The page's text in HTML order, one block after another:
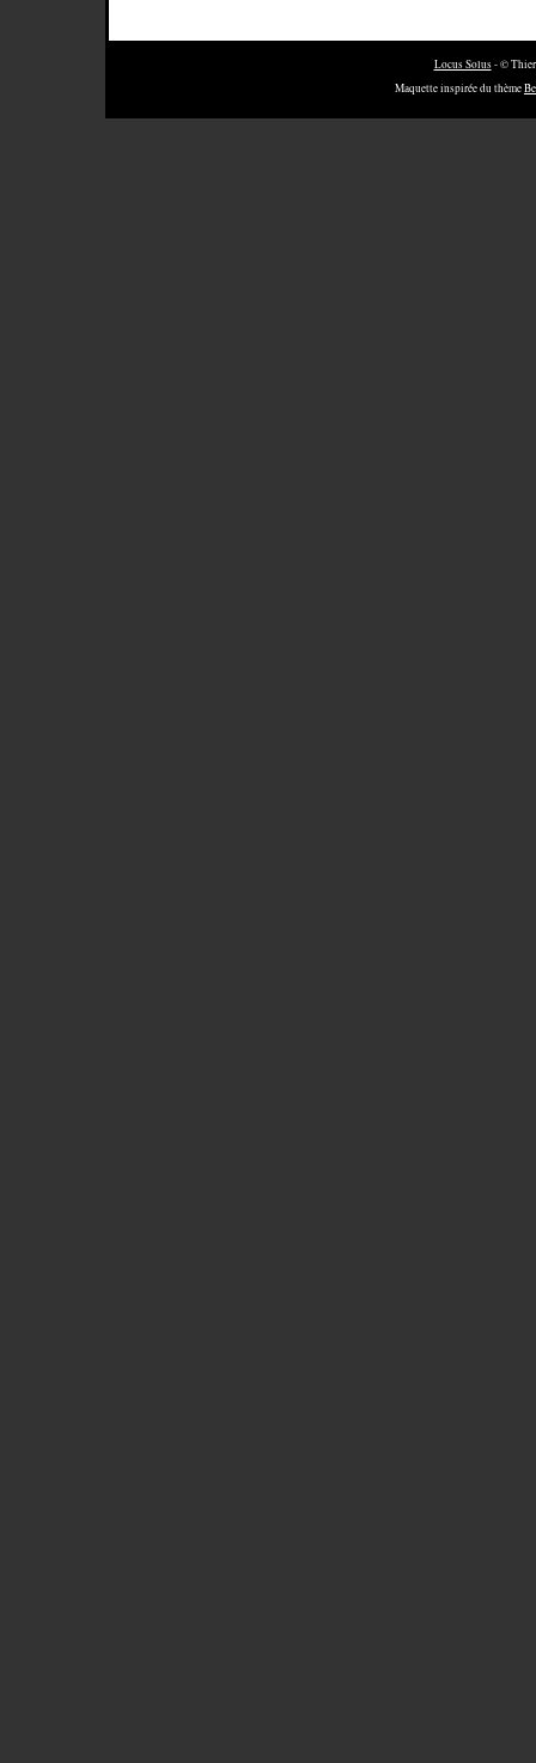
Locus Solus- ©
Maquette inspirée du thème